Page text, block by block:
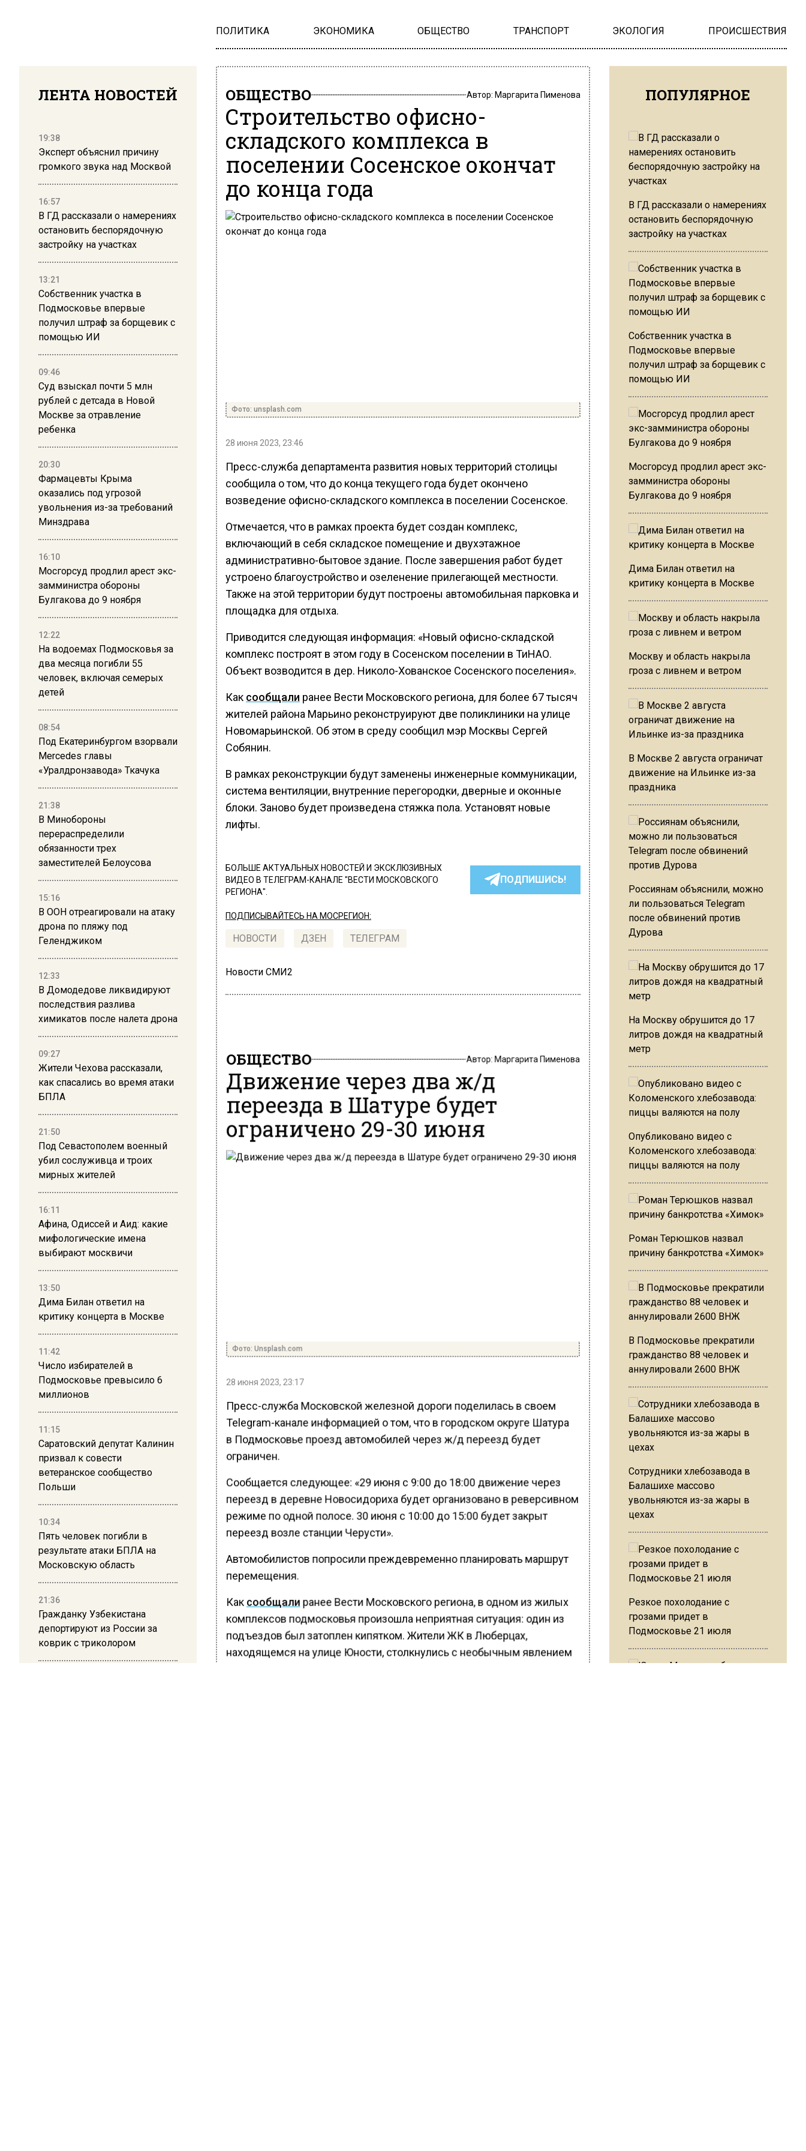
ПОЛИТИКА ЭКОНОМИКА ОБЩЕСТВО ТРАНСПОРТ ЭКОЛОГИЯ ПРОИСШЕСТВИЯ
ЛЕНТА НОВОСТЕЙ
19:38
Эксперт объяснил причину
громкого звука над Москвой
16:57
В ГД рассказали о намерениях
остановить беспорядочную
застройку на участках
13:21
Собственник участка в
Подмосковье впервые
получил штраф за борщевик с
помощью ИИ
09:46
Суд взыскал почти 5 млн
рублей с детсада в Новой
Москве за отравление
ребенка
20:30
Фармацевты Крыма
оказались под угрозой
увольнения из-за требований
Минздрава
16:10
Мосгорсуд продлил арест экс-
замминистра обороны
Булгакова до 9 ноября
12:22
На водоемах Подмосковья за
два месяца погибли 55
человек, включая семерых
детей
08:54
Под Екатеринбургом взорвали
Mercedes главы
«Уралдронзавода» Ткачука
21:38
В Минобороны
перераспределили
обязанности трех
заместителей Белоусова
15:16
В ООН отреагировали на атаку
дрона по пляжу под
Геленджиком
12:33
В Домодедове ликвидируют
последствия разлива
химикатов после налета дрона
09:27
Жители Чехова рассказали,
как спасались во время атаки
БПЛА
21:50
Под Севастополем военный
убил сослуживца и троих
мирных жителей
16:11
Афина, Одиссей и Аид: какие
мифологические имена
выбирают москвичи
13:50
Дима Билан ответил на
критику концерта в Москве
11:42
Число избирателей в
Подмосковье превысило 6
миллионов
11:15
Саратовский депутат Калинин
призвал к совести
ветеранское сообщество
Польши
10:34
Пять человек погибли в
результате атаки БПЛА на
Московскую область
21:36
Гражданку Узбекистана
депортируют из России за
коврик с триколором
ОБЩЕСТВО Автор: Маргарита Пименова
Строительство офисно-
складского комплекса в
поселении Сосенское окончат
до конца года
Фото: unsplash.com
28 июня 2023, 23:46
Пресс-служба департамента развития новых территорий столицы
сообщила о том, что до конца текущего года будет окончено
возведение офисно-складского комплекса в поселении Сосенское.
Отмечается, что в рамках проекта будет создан комплекс,
включающий в себя складское помещение и двухэтажное
административно-бытовое здание. После завершения работ будет
устроено благоустройство и озеленение прилегающей местности.
Также на этой территории будут построены автомобильная парковка и
площадка для отдыха.
Приводится следующая информация: «Новый офисно-складской
комплекс построят в этом году в Сосенском поселении в ТиНАО.
Объект возводится в дер. Николо-Хованское Сосенского поселения».
Как сообщали ранее Вести Московского региона, для более 67 тысяч
жителей района Марьино реконструируют две поликлиники на улице
Новомарьинской. Об этом в среду сообщил мэр Москвы Сергей
Собянин.
В рамках реконструкции будут заменены инженерные коммуникации,
система вентиляции, внутренние перегородки, дверные и оконные
блоки. Заново будет произведена стяжка пола. Установят новые
лифты.
БОЛЬШЕ АКТУАЛЬНЫХ НОВОСТЕЙ И ЭКСКЛЮЗИВНЫХ
ВИДЕО В ТЕЛЕГРАМ-КАНАЛЕ "ВЕСТИ МОСКОВСКОГО
РЕГИОНА".
ПОДПИШИСЬ!
ПОДПИСЫВАЙТЕСЬ НА МОСРЕГИОН:
НОВОСТИ ДЗЕН ТЕЛЕГРАМ
Новости СМИ2
ОБЩЕСТВО Автор:Маргарита Пименова
Движение через два ж/д
переезда в Шатуре будет
ограничено 29-30 июня
Фото: Unsplash.com
28 июня 2023, 23:17
Пресс-служба Московской железной дороги поделилась в своем
Telegram-канале информацией о том, что в городском округе Шатура
в Подмосковье проезд автомобилей через ж/д переезд будет
ограничен.
Сообщается следующее: «29 июня с 9:00 до 18:00 движение через
переезд в деревне Новосидориха будет организовано в реверсивном
режиме по одной полосе. 30 июня с 10:00 до 15:00 будет закрыт
переезд возле станции Черусти».
Автомобилистов попросили преждевременно планировать маршрут
перемещения.
Как сообщалиранее Вести Московского региона, в одном из жилых
комплексов подмосковья произошла неприятная ситуация: один из
подъездов был затоплен кипятком. Жители ЖК в Люберцах,
находящемся на улице Юности, столкнулись с необычным явлением
ПОПУЛЯРНОЕ
В ГД рассказали о намерениях
остановить беспорядочную
застройку на участках
Собственник участка в
Подмосковье впервые
получил штраф за борщевик с
помощью ИИ
Мосгорсуд продлил арест экс-
замминистра обороны
Булгакова до 9 ноября
Дима Билан ответил на
критику концерта в Москве
Москву и область накрыла
гроза с ливнем и ветром
В Москве 2 августа ограничат
движение на Ильинке из-за
праздника
Россиянам объяснили, можно
ли пользоваться Telegram
после обвинений против
Дурова
На Москву обрушится до 17
литров дождя на квадратный
метр
Опубликовано видео с
Коломенского хлебозавода:
пиццы валяются на полу
Роман Терюшков назвал
причину банкротства «Химок»
В Подмосковье прекратили
гражданство 88 человек и
аннулировали 2600 ВНЖ
Сотрудники хлебозавода в
Балашихе массово
увольняются из-за жары в
цехах
Резкое похолодание с
грозами придет в
Подмосковье 21 июля